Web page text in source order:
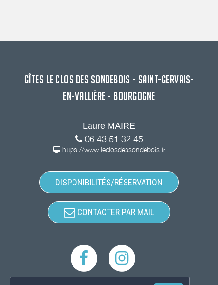
GÎTES LE CLOS DES SONDEBOIS - SAINT-GERVAIS-
EN-VALLIÈRE - BOURGOGNE
Laure MAIRE
06 43 51 32 45
https://www.leclosdessondebois.fr
DISPONIBILITÉS/RÉSERVATION
CONTACTER PAR MAIL